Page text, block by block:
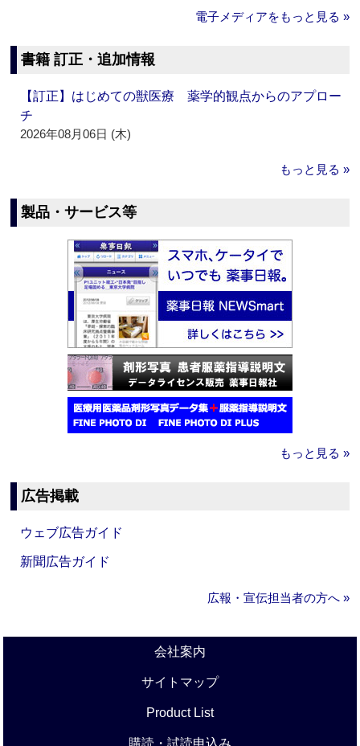
電子メディアをもっと見る »
書籍 訂正・追加情報
【訂正】はじめての獣医療 薬学的観点からのアプロー
チ
2026年08月06日 (木)
もっと見る »
製品・サービス等
もっと見る »
広告掲載
ウェブ広告ガイド
新聞広告ガイド
広報・宣伝担当者の方へ »
会社案内
サイトマップ
Product List